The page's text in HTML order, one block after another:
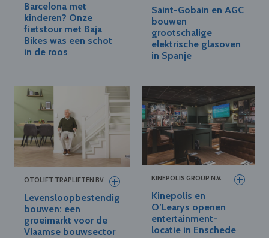
Barcelona met
kinderen? Onze
fietstour met Baja
Bikes was een schot
in de roos
Saint-Gobain en AGC
bouwen
grootschalige
elektrische glasoven
in Spanje
OTOLIFT TRAPLIFTEN BV
Levensloopbestendig
bouwen: een
groeimarkt voor de
Vlaamse bouwsector
KINEPOLIS GROUP N.V.
Kinepolis en
O’Learys openen
entertainment-
locatie in Enschede